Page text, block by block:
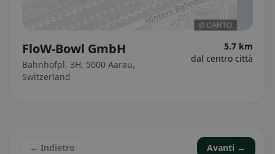
FloW-Bowl GmbH
Bahnhofpl. 3H, 5000 Aarau,
Switzerland
5.7 km
dal centro città
← Indietro Avanti →